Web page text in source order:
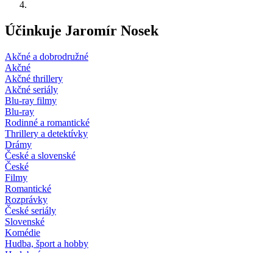
Účinkuje Jaromír Nosek
Akčné a dobrodružné
Akčné
Akčné thrillery
Akčné seriály
Blu-ray filmy
Blu-ray
Rodinné a romantické
Thrillery a detektívky
Drámy
České a slovenské
České
Filmy
Romantické
Rozprávky
České seriály
Slovenské
Komédie
Hudba, šport a hobby